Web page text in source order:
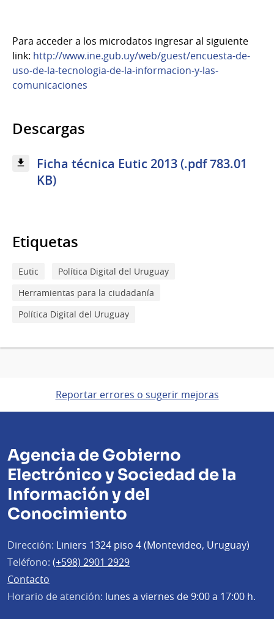
Para acceder a los microdatos ingresar al siguiente
link: http://www.ine.gub.uy/web/guest/encuesta-de-
uso-de-la-tecnologia-de-la-informacion-y-las-
comunicaciones
Descargas
Ficha técnica Eutic 2013 (.pdf 783.01
KB)
Etiquetas
Eutic
Política Digital del Uruguay
Herramientas para la ciudadanía
Política Digital del Uruguay
Reportar errores o sugerir mejoras
Agencia de Gobierno
Electrónico y Sociedad de la
Información y del
Conocimiento
Dirección: Liniers 1324 piso 4 (Montevideo, Uruguay)
Teléfono: (+598) 2901 2929
Contacto
Horario de atención: lunes a viernes de 9:00 a 17:00 h.